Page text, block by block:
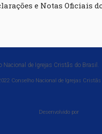
e Notas Oficiais
Nacional de Igrejas Cristãs do Brasil.
Conselho Nacional de Igrejas Cristãs
Desenvolvido por